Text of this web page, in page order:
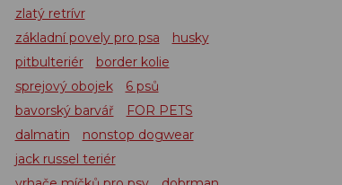
zlatý retrívr
základní povely pro psa
husky
pitbulteriér
border kolie
sprejový obojek
6 psů
bavorský barvář
FOR PETS
dalmatin
nonstop dogwear
jack russel teriér